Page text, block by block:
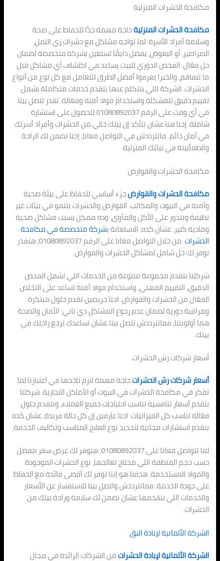
مكافحة الحشرات المنزلية
مكافحة الحشرات المنزليةحاجة مهمة جدًا للحفاظ على صحة
وسلامة أفراد الأسرة. لما تواجه مشاكل مع حشرات زي النمل،
الصراصير، أو البعوض، يفضل دايمًا تستعين بشركة متخصصة لضمان
حل فعّال. الفحص الدوري للبيت يساعد في اكتشاف أي مشاكل قبل
ما تتفاقم، والخبرا يعرفوا أفضل الطرق للتعامل مع كل نوع من أنواع
الحشرات. الشركة اللي بنتكلم عنها بتقدم خدمات متكاملة تشمل
تقييم دقيق للمشكلة واستخدام مواد آمنة وفعّالة. تقدر تتصل بينا
في أي وقت على الرقم 01080892037 للحصول على استشارة
شاملة. إحنا هنا عشان نتأكد إن بيتك خالي من الحشرات وأفراد أسرتك
في أمان دائم. ماتترددش في التواصل معانا، إحنا نضمن لك الراحة
والطمأنينة في بيئتك المنزلية.
مكافحة الحشرات والقوارض
مكافحة الحشرات والقوارضجزء أساسي للحفاظ على بيئة صحية
وآمنة في البيوت والمكاتب. القوارض والحشرات بتنمو في بيئات غير
نظيفة وبتدور على الأكل والمأوى، وده ممكن يسبب مشاكل صحية
ومادية كتير. عشان كده، الاستعانة بشركة متخصصة في مكافحة
الحشرات
. من خلال التواصل معانا على الرقم 01080892037، هنقدر
نوفر لك حل شامل لمشاكل الحشرات والقوارض.
شركتنا بتقدم مجموعة متنوعة من الخدمات اللي تشمل الفحص
الدقيق، التقييم المهني، واستخدام مواد آمنة تساعد على التخلص
الفعّال من الحشرات والقوارض. احنا حريصين نقدم حلول مبتكرة
ومراقبة دورية لضمان عدم رجوع المشاكل دي تاني. الأمان والصحة
هما أولويتنا، فماتترددش تتصل بينا عشان نساعدك ترجع راحتك في
بيتك.
أسعار شركات رش الحشرات
أسعار شركات رش الحشراتحاجة مهمة لازم ناخدها في اعتبارنا لما
نفكر في مكافحة الحشرات في البيوت أو الأماكن التجارية. شركتنا
بتقدم أسعار تنافسية تناسب احتياجات جميع العملاء، وبتقدم حلول
فعّالة تناسب كل الميزانيات. احنا عارفين إن كل حالة فريدة، عشان كده
بنقدم استشارات مجانية لتحديد نوع العلاج المناسب وتكاليف الخدمة.
لما تتواصل معانا على 01080892037، هنوفر لك عرض سعر مفصل
حسب حجم المنطقة اللي محتاج تعالجها، نوع الحشرات الموجودة
والمواد المستخدمة. هدفنا هو إننا نوفر لك أقصى فائدة مع الحفاظ
على جودة الخدمة. فماتترددش واتصل بينا للاستفسار عن الأسعار
والخدمات اللي بنقدمها عشان نضمن لك سلامة وراحة بيتك من
الحشرات.
الشركة الألمانية لإبادة البق
الشركة الألمانية لإبادة الحشراتمن الشركات الرائدة في مجال